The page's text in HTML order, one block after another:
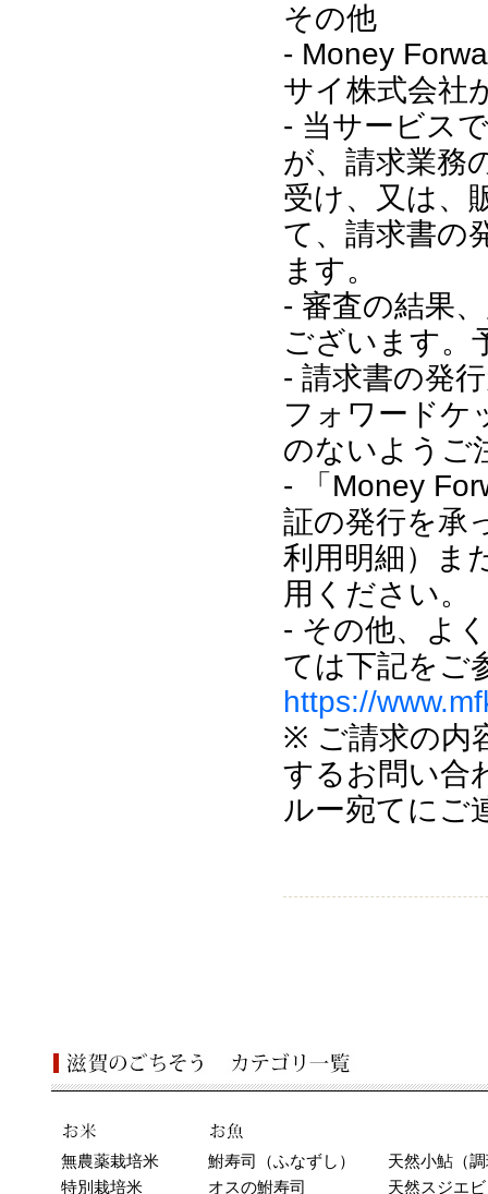
その他
- Money
サイ株式会社
- 当サービス
が、請求業務
受け、又は、
て、請求書の
ます。
- 審査の結果
ございます。
- 請求書の発
フォワードケ
のないようご
- 「Money
証の発行を承
利用明細）ま
用ください。
- その他、よ
ては下記をご
https://
※ ご請求の内
するお問い合
ルー宛てにご
無農薬栽培米
特別栽培米
鮒寿司（ふなずし）
オスの鮒寿司
天然小鮎（
天然スジエ